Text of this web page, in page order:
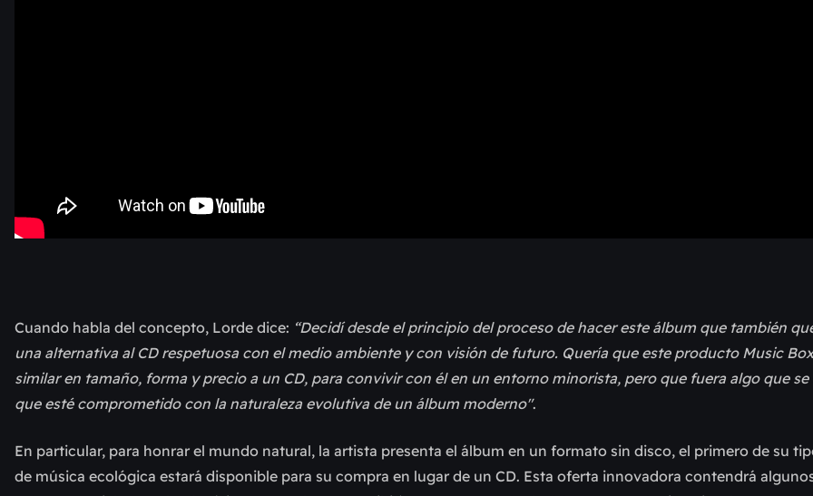
Cuando habla del concepto, Lorde dice: “Decidí desde el principio del proceso de hacer este álbum que también
una alternativa al CD respetuosa con el medio ambiente y con visión de futuro. Quería que este producto Music
similar en tamaño, forma y precio a un CD, para convivir con él en un entorno minorista, pero que fuera algo que
que esté comprometido con la naturaleza evolutiva de un álbum moderno".
En particular, para honrar el mundo natural, la artista presenta el álbum en un formato sin disco, el primero de su
de música ecológica estará disponible para su compra en lugar de un CD. Esta oferta innovadora contendrá